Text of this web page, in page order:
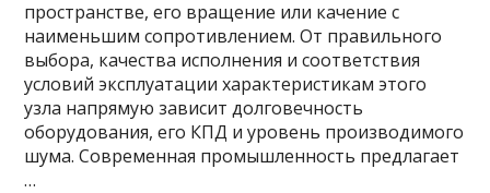
пространстве, его вращение или качение с
наименьшим сопротивлением. От правильного
выбора, качества исполнения и соответствия
условий эксплуатации характеристикам этого
узла напрямую зависит долговечность
оборудования, его КПД и уровень производимого
шума. Современная промышленность предлагает
…